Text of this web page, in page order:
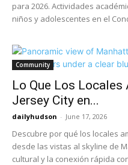
para 2026. Actividades
niños y adolescentes en el
Community
Lo Que Los Locales
Jersey City en...
dailyhudson - June 17, 2026
Descubre por qué los locales
desde las vistas al skyline de
cultural y la conexión rápida